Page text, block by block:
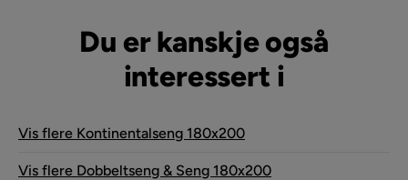
Du er kanskje også
interessert i
Vis flere Kontinentalseng 180x200
Vis flere Dobbeltseng & Seng 180x200